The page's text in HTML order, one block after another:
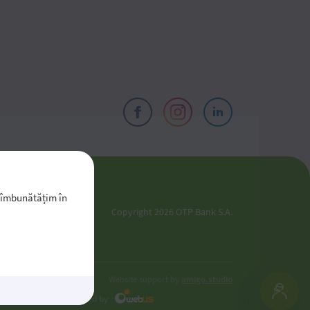
Copyright 2026 OTP Bank S.A.
Developed by
îmbunătățim în